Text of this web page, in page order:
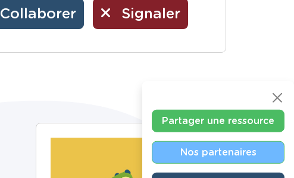
Collaborer Signaler
Partager une ressource
Nos partenaires